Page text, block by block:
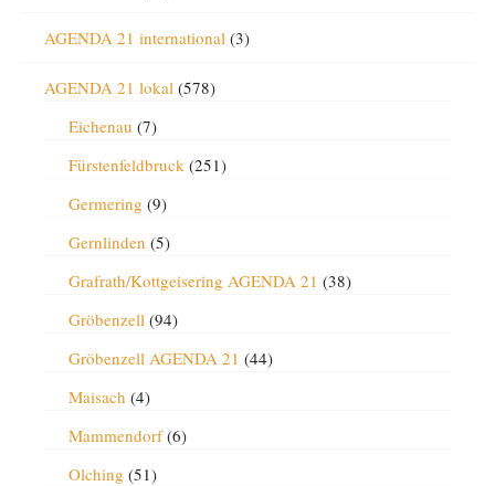
AGENDA 21 international(3)
AGENDA 21 lokal(578)
Eichenau (7)
Fürstenfeldbruck(251)
Germering (9)
Gernlinden (5)
Grafrath/Kottgeisering AGENDA 21 (38)
Gröbenzell(94)
Gröbenzell AGENDA 21 (44)
Maisach (4)
Mammendorf(6)
Olching (51)